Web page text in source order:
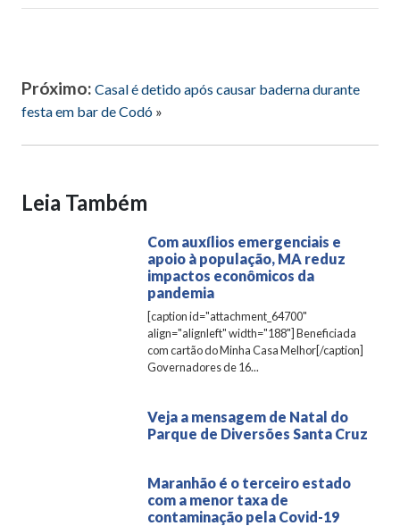
Próximo: Casal é detido após causar baderna durante
festa em bar de Codó »
Leia Também
Com auxílios emergenciais e
apoio à população, MA reduz
impactos econômicos da
pandemia
[caption id="attachment_64700"
align="alignleft" width="188"] Beneficiada
com cartão do Minha Casa Melhor[/caption]
Governadores de 16...
Veja a mensagem de Natal do
Parque de Diversões Santa Cruz
Maranhão é o terceiro estado
com a menor taxa de
contaminação pela Covid-19